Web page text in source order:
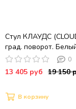
Стул КЛАУДС
град. поворот.
101, букле/ черный
Товарный знак
0
13 405 руб 19 150
В корзину